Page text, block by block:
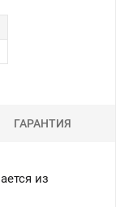
ГАРАНТИЯ
из